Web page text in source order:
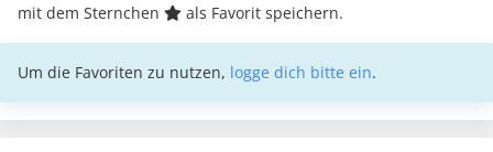
mit dem Sternchen
als Favorit speichern.
Um die Favoriten zu nutzen, logge dich bitte ein.